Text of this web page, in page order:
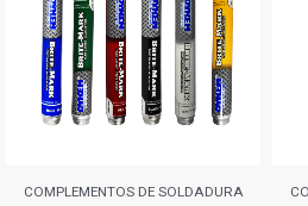
COMPLEMENTOS DE SOLDADURA